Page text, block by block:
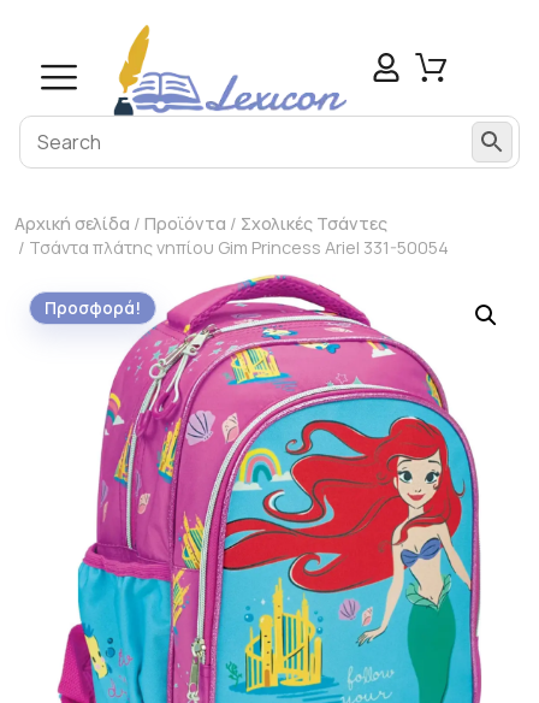
Αρχική σελίδα / Προϊόντα / Σχολικές Τσάντες
/ Τσάντα πλάτης νηπίου Gim Princess Ariel 331-50054
Προσφορά!